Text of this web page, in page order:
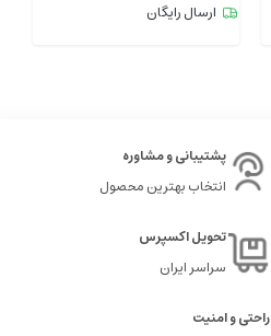
ارسال رایگان
پشتیبانی و مشاوره
انتخاب بهترین محصول
تحویل اکسپرس
سراسر ایران
راحتی و امنیت